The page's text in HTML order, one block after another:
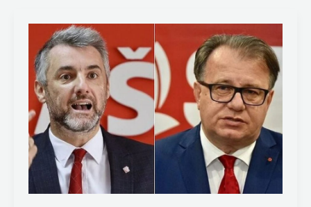
Bosne
Hercegovine
zahtijevaju
jači
angažman
EU